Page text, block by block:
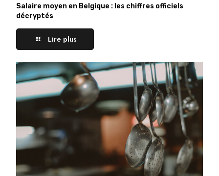
Salaire moyen en Belgique : les chiffres officiels
décryptés
Lire plus